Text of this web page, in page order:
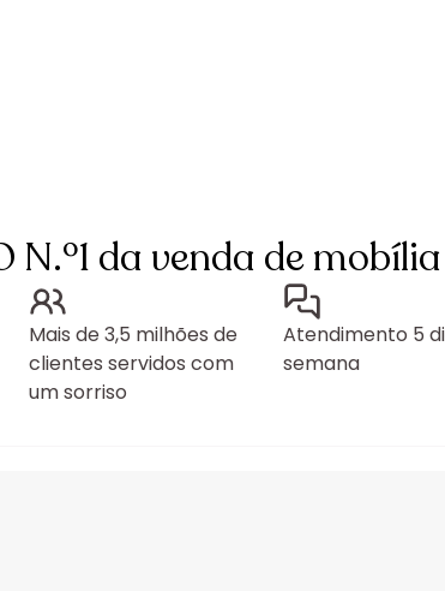
N.º1 da venda de
Mais de 3,5 milhões de
clientes servidos com
um sorriso
Atendimento 5
semana